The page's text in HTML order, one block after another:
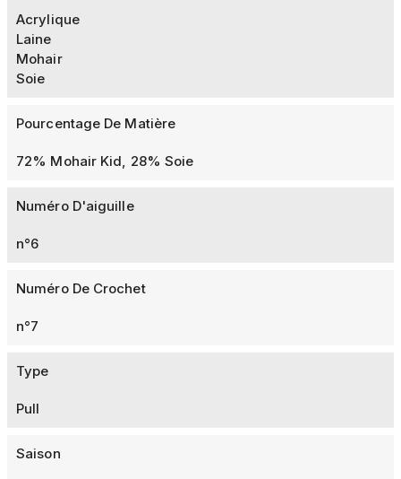
Acrylique
Laine
Mohair
Soie
Pourcentage De Matière
72% Mohair Kid, 28% Soie
Numéro D'aiguille
n°6
Numéro De Crochet
n°7
Type
Pull
Saison